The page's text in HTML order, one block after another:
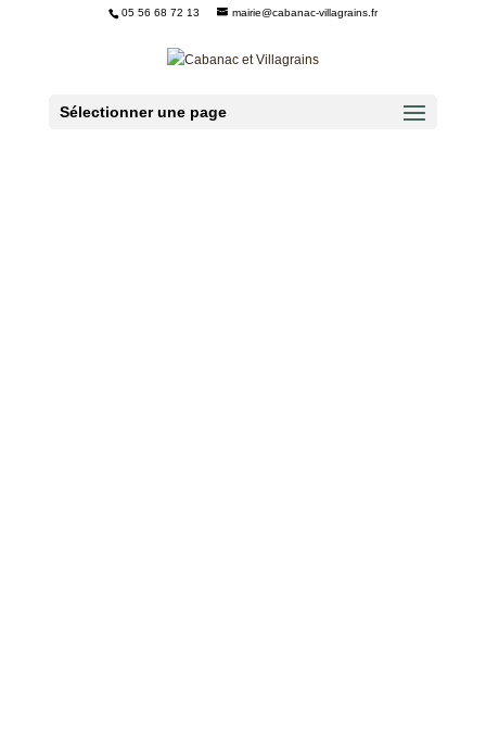
05 56 68 72 13 mairie@cabanac-villagrains.fr
Sélectionner une page